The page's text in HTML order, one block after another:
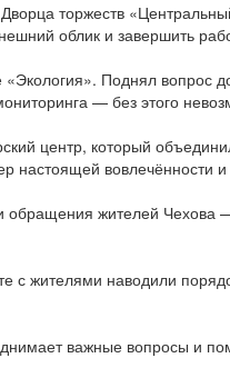
торжеств
облик и завершить
Поднял вопрос
— без этого
центр, который
вовлечённости и
жителей Чехова
с жителями наводили
важные вопросы и